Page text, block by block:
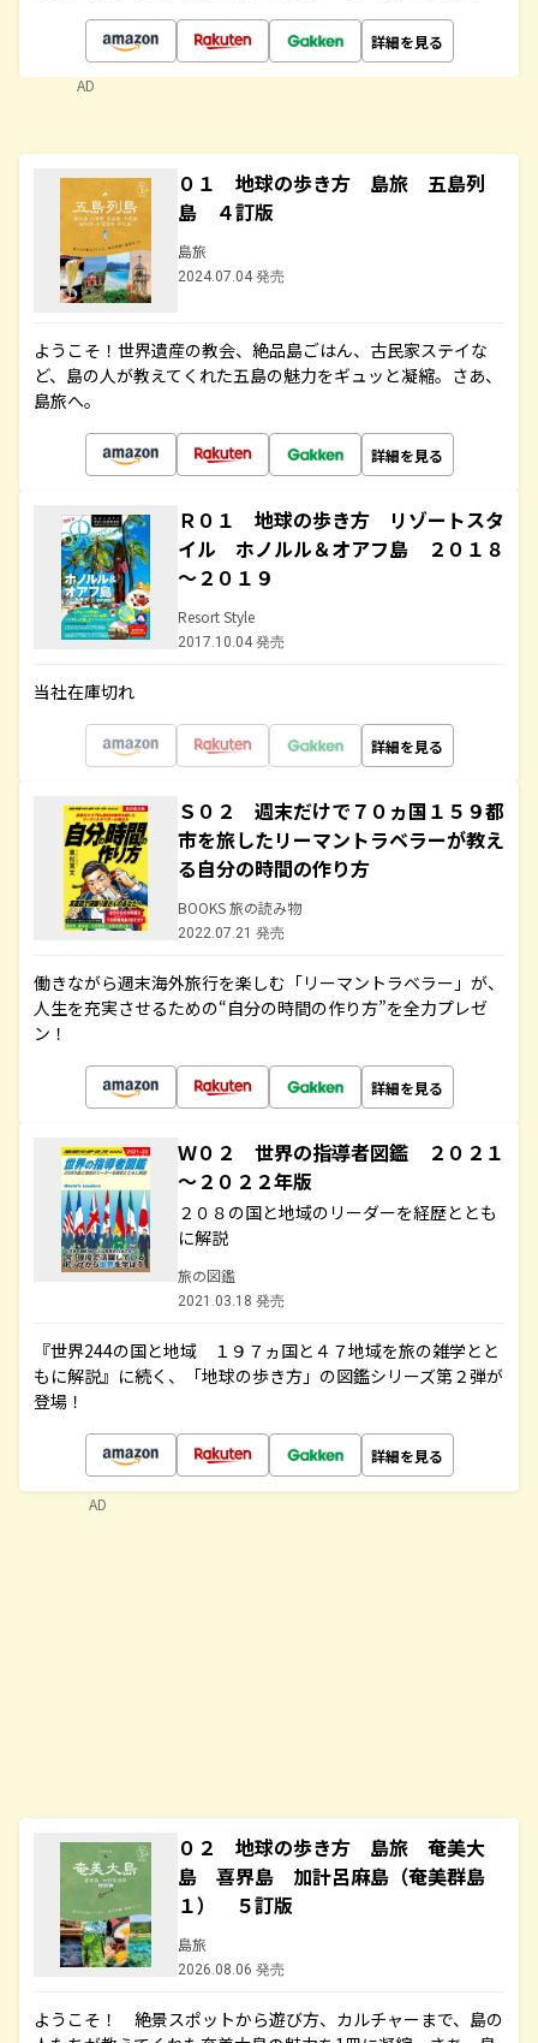
詳細を見る
AD
０１ 地球の歩き方 島旅 五島列
島 ４訂版
島旅
2024.07.04 発売
ようこそ！世界遺産の教会、絶品島ごはん、古民家ステイな
ど、島の人が教えてくれた五島の魅力をギュッと凝縮。さあ、
島旅へ。
詳細を見る
Ｒ０１ 地球の歩き方 リゾートスタ
イル ホノルル＆オアフ島 ２０１８
～２０１９
Resort Style
2017.10.04 発売
当社在庫切れ
詳細を見る
Ｓ０２ 週末だけで７０ヵ国１５９都
市を旅したリーマントラベラーが教え
る自分の時間の作り方
BOOKS 旅の読み物
2022.07.21 発売
働きながら週末海外旅行を楽しむ「リーマントラベラー」が、
人生を充実させるための“自分の時間の作り方”を全力プレゼ
ン！
詳細を見る
Ｗ０２ 世界の指導者図鑑 ２０２１
～２０２２年版
２０８の国と地域のリーダーを経歴ととも
に解説
旅の図鑑
2021.03.18 発売
『世界244の国と地域 １９７ヵ国と４７地域を旅の雑学とと
もに解説』に続く、「地球の歩き方」の図鑑シリーズ第２弾が
登場！
詳細を見る
０２ 地球の歩き方 島旅 奄美大
島 喜界島 加計呂麻島（奄美群島
１） ５訂版
島旅
2026.08.06 発売
ようこそ！ 絶景スポットから遊び方、カルチャーまで、島の
AD